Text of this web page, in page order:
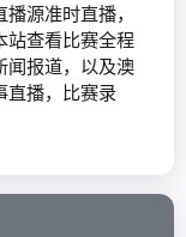
源准时直播，
站查看比赛全程
闻报道，以及澳
直播，比赛录